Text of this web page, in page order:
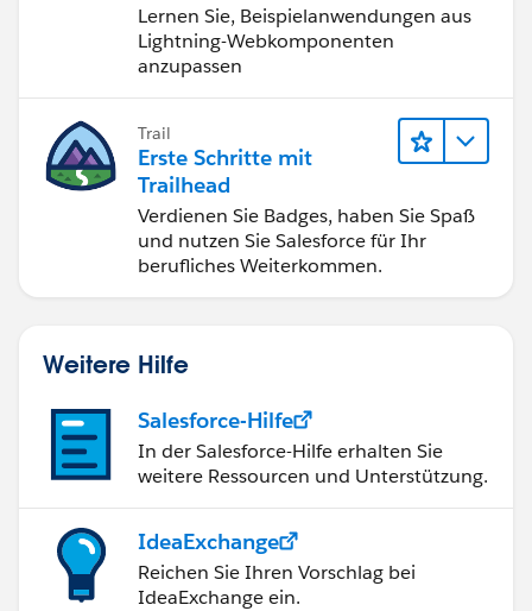
Lernen Sie, Beispielanwendungen aus
Lightning-Webkomponenten
anzupassen
Trail
Erste Schritte mit
Trailhead
Verdienen Sie Badges, haben Sie Spaß
und nutzen Sie Salesforce für Ihr
berufliches Weiterkommen.
Weitere Hilfe
Salesforce-Hilfe
In der Salesforce-Hilfe erhalten Sie
weitere Ressourcen und Unterstützung.
IdeaExchange
Reichen Sie Ihren Vorschlag bei
IdeaExchange ein.